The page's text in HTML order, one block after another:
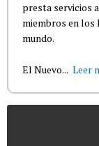
presta servicios
miembros en los
mundo.
El Nuevo... Leer